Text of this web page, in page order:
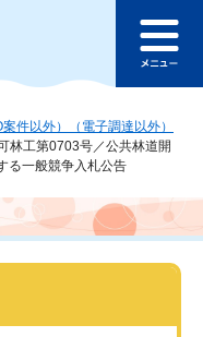
ュ
件以外）（電子調達以外）
林工第0703号／公共林道開
る一般競争入札公告